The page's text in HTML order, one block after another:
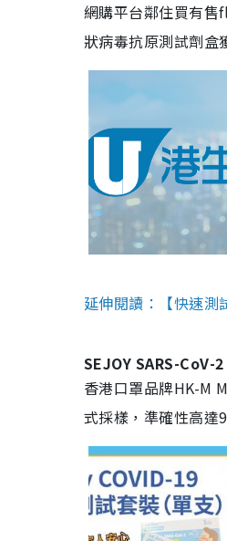
網購平台鄰住買有
狀病毒抗原測試劑
延伸閱讀：【快速測
SEJOY SARS-CoV-
香港口罩品牌HK-M
式採樣，準確性高達